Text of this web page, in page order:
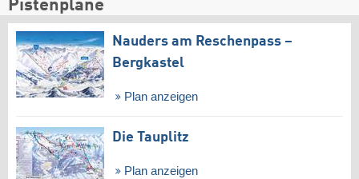
Pistenpläne
Nauders am Reschenpass –
Bergkastel
Plan anzeigen
Die Tauplitz
Plan anzeigen